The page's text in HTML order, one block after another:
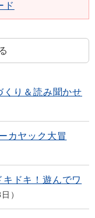
ド
り＆読み聞かせ
カヤック大冒
ドキ！遊んでワ